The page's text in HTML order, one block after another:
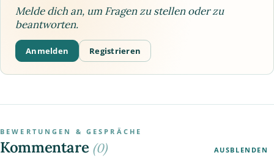
Melde dich an, um Fragen zu stellen oder zu
beantworten.
Anmelden Registrieren
BEWERTUNGEN & GESPRÄCHE
Kommentare (0) AUSBLENDEN